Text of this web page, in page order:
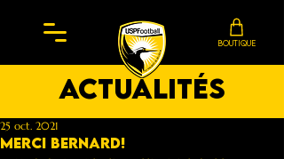
BOUTIQUE
actualités
Merci Bernard!
25 oct. 2021